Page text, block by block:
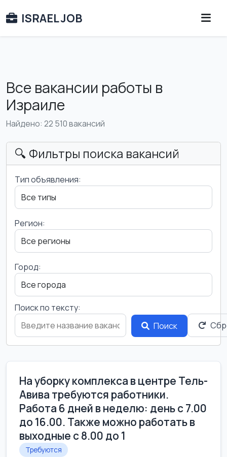
ISRAEL JOB
Все вакансии работы в
Израиле
Найдено: 22 510 вакансий
🔍 Фильтры поиска вакансий
Тип объявления:
Регион:
Город:
Поиск по тексту:
Поиск
На уборку комплекса в центре Тель-
Авива требуются работники.
Работа 6 дней в неделю: день с 7.00
до 16.00. Также можно работать в
выходные с 8.00 до 1
Требуются